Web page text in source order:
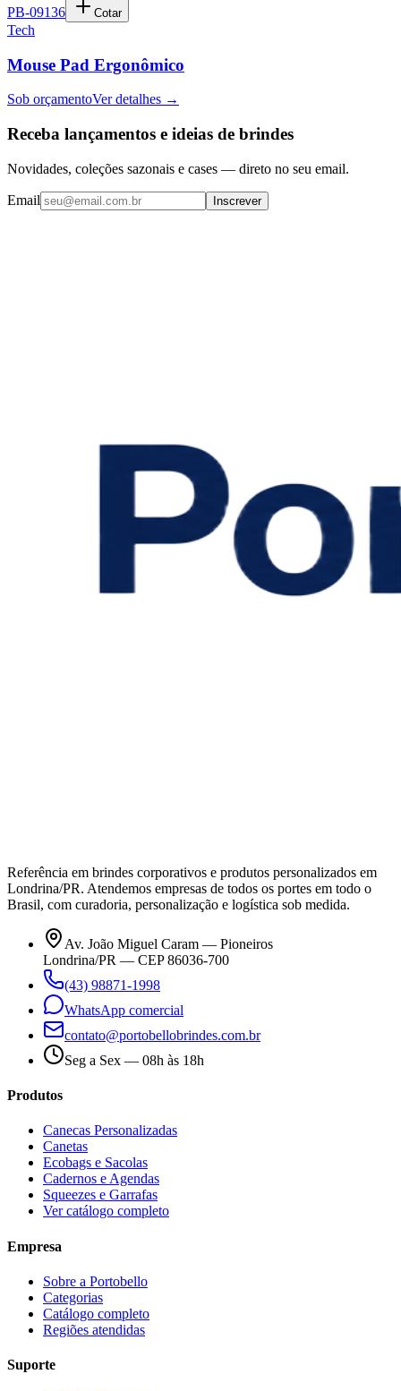
PB-09136 Cotar
Tech
Mouse Pad Ergonômico
Sob orçamentoVer detalhes →
Receba lançamentos e ideias de brindes
Novidades, coleções sazonais e cases — direto no seu email.
Email Inscrever
Referência em brindes corporativos e produtos personalizados em
Londrina/PR. Atendemos empresas de todos os portes em todo o
Brasil, com curadoria, personalização e logística sob medida.
Av. João Miguel Caram — Pioneiros
Londrina/PR — CEP 86036-700
(43) 98871-1998
WhatsApp comercial
contato@portobellobrindes.com.br
Seg a Sex — 08h às 18h
Produtos
Canecas Personalizadas
Canetas
Ecobags e Sacolas
Cadernos e Agendas
Squeezes e Garrafas
Ver catálogo completo
Empresa
Sobre a Portobello
Categorias
Catálogo completo
Regiões atendidas
Suporte